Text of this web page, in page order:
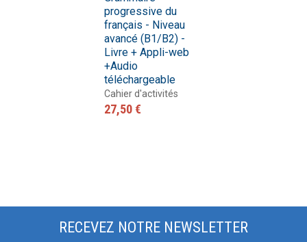
progressive du
français - Niveau
avancé (B1/B2) -
Livre + Appli-web
+Audio
téléchargeable
Cahier d'activités
27,50 €
RECEVEZ NOTRE NEWSLETTER